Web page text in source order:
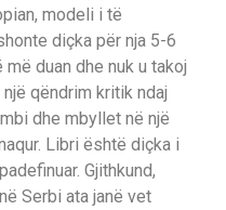
modeli i të
diçka për nja 5-6
duan dhe nuk u takoj
qëndrim kritik ndaj
dhe mbyllet në një
Libri është diçka i
Gjithkund,
Serbi ata janë vet